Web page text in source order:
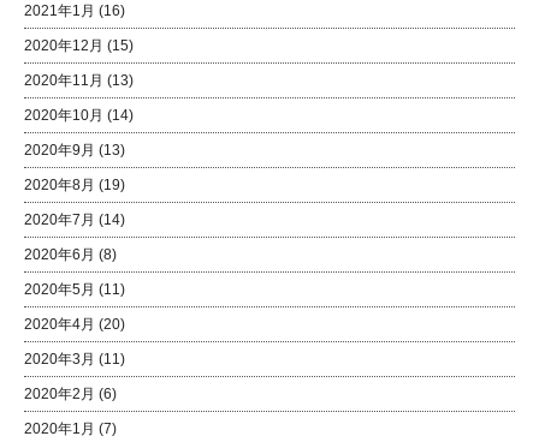
2021年1月 (16)
2020年12月 (15)
2020年11月 (13)
2020年10月 (14)
2020年9月 (13)
2020年8月 (19)
2020年7月 (14)
2020年6月 (8)
2020年5月 (11)
2020年4月 (20)
2020年3月 (11)
2020年2月 (6)
2020年1月 (7)